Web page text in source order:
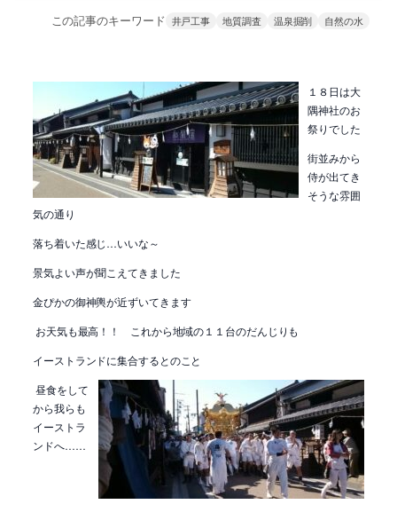
この記事のキーワード 井戸工事 地質調査 温泉掘削 自然の水
１８日は大
隅神社のお
祭りでした
街並みから
侍が出てき
そうな雰囲
気の通り
落ち着いた感じ…いいな～
景気よい声が聞こえてきました
金ぴかの御神輿が近ずいてきます
お天気も最高！！ これから地域の１１台のだんじりも
イーストランドに集合するとのこと
昼食をして
から我らも
イーストラ
ンドへ……